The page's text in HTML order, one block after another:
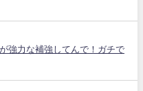
強力な補強してんで！ガチで